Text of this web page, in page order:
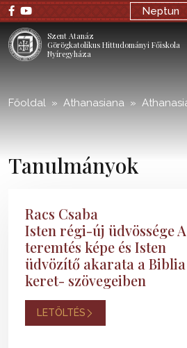
; Neptun
Szent Atanáz
Görögkatolikus Hittudományi Főiskola
Nyíregyháza
Főoldal Athanasiana
Tanulmányok
Racs Csaba
Isten régi-új üdvössége A
teremtés képe és Isten
üdvözítő akarata a Biblia
keret- szövegeiben
LETÖLTÉS